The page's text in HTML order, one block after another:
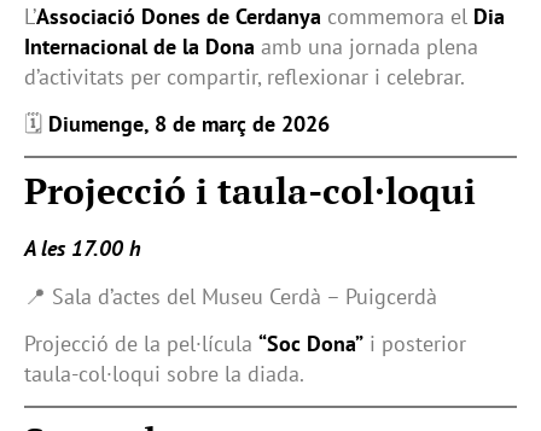
L’Associació Dones de Cerdanya commemora el Dia
Internacional de la Dona amb una jornada plena
d’activitats per compartir, reflexionar i celebrar.
🗓️ Diumenge, 8 de març de 2026
Projecció i taula-col·loqui
A les 17.00 h
📍 Sala d’actes del Museu Cerdà – Puigcerdà
Projecció de la pel·lícula “Soc Dona” i posterior
taula-col·loqui sobre la diada.